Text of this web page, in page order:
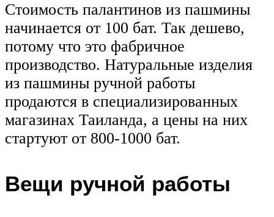
Стоимость палантинов из пашмины
начинается от 100 бат. Так дешево,
потому что это фабричное
производство. Натуральные изделия
из пашмины ручной работы
продаются в специализированных
магазинах Таиланда, а цены на них
стартуют от 800-1000 бат.
Вещи ручной работы